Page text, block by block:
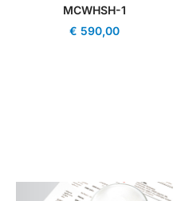
MCWHSH-1
€ 590,00